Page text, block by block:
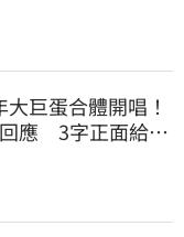
巨蛋合體開唱！
應 3字正面給答